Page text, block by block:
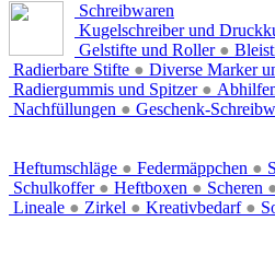
Schreibwaren
Kugelschreiber und
Gelstifte und Roller ●
Radierbare Stifte ● Diverse Marker
Radiergummis und Spitzer ●
Nachfüllungen ● Geschenk-
Heftumschläge ● Federmäppchen ●
Schulkoffer ● Heftboxen ● Scheren
Lineale ● Zirkel ● Kreativbedarf ●